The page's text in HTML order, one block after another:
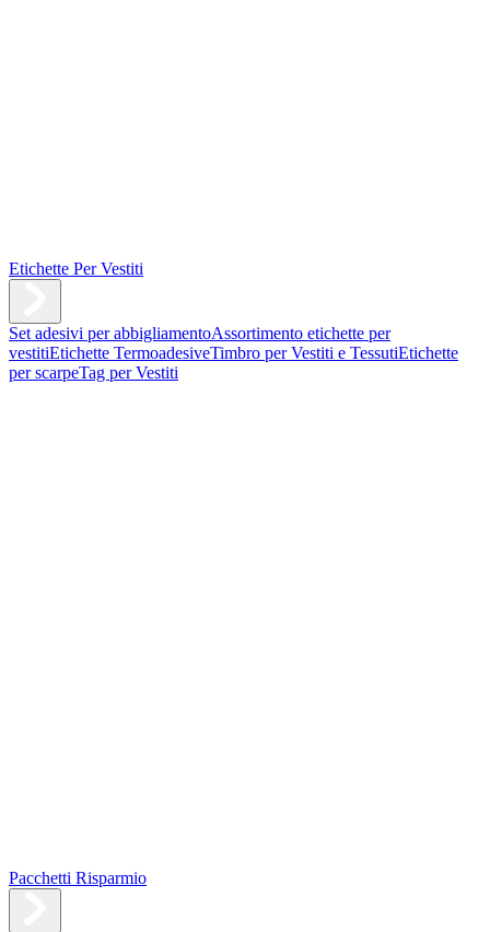
Etichette Per Vestiti
Set adesivi per abbigliamentoAssortimento etichette per
vestitiEtichette TermoadesiveTimbro per Vestiti e TessutiEtichette
per scarpeTag per Vestiti
Pacchetti Risparmio